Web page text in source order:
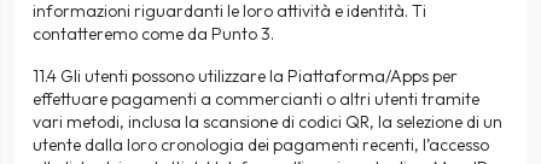
informazioni riguardanti le loro attività e identità. Ti
contatteremo come da Punto 3.
11.4 Gli utenti possono utilizzare la Piattaforma/Apps per
effettuare pagamenti a commercianti o altri utenti tramite
vari metodi, inclusa la scansione di codici QR, la selezione di un
utente dalla loro cronologia dei pagamenti recenti, l’accesso